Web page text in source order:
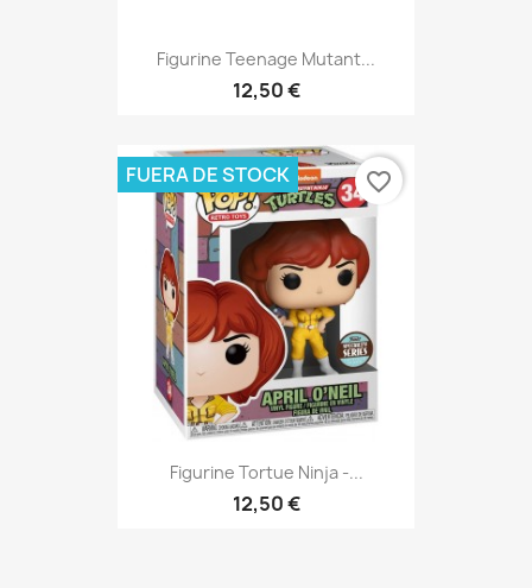
Figurine Teenage Mutant...
12,50 €
Figurine Tortue Ninja -...
12,50 €
FUERA DE STOCK favorite_border